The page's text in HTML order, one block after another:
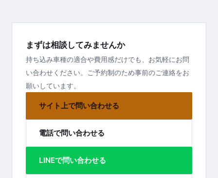
まずは相談してみませんか
持ち込み車種の適合や費用感だけでも、お気軽にお問
い合わせください。ご予約制のため事前のご連絡をお
願いしています。
サイト上で問い合わせる
電話で問い合わせる
LINEで問い合わせる